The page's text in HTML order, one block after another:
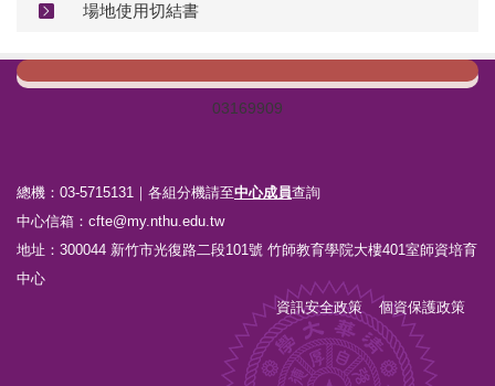
場地使用切結書
03169909
總機：03-5715131｜各組分機請至中心成員查詢
中心信箱： cfte@my.nthu.edu.tw
地址：300044 新竹市光復路二段101號 竹師教育學院大樓401室師資培育
中心
資訊安全政策
個資保護政策